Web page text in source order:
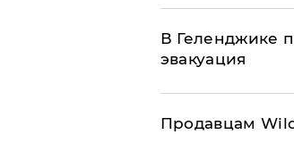
В Геленджике
эвакуация
Продавцам